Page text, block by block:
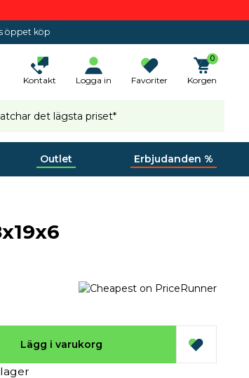
öppet köp
Kontakt Logga in Favoriter
0
Korgen
det lägsta priset*
Outlet Erbjudanden %
Lägg i varukorg
lager